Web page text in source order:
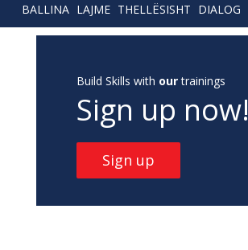
BALLINA LAJME THELLËSISHT DIALOG
Build Skills with ourtrainings
Sign up now!
Sign up